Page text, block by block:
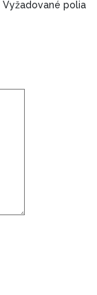
Vyžadované polia